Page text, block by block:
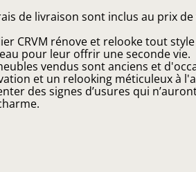
de livraison sont inclus au prix de
CRVM rénove et relooke tout
pour leur offrir une seconde vie.
vendus sont anciens et
et un relooking méticuleux à
des signes d’usures qui